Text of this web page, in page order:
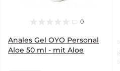
0
Anales Gel OYO Personal
Aloe 50 ml - mit Aloe